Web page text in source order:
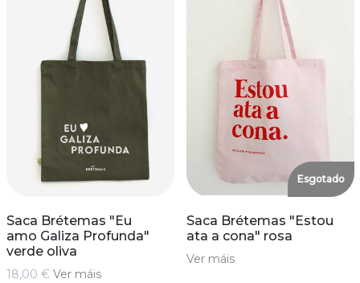
Saca Brétemas "Eu
amo Galiza Profunda"
verde oliva
18,00 € Ver máis
Esgotado
Saca Brétemas "Estou
ata a cona" rosa
Ver máis